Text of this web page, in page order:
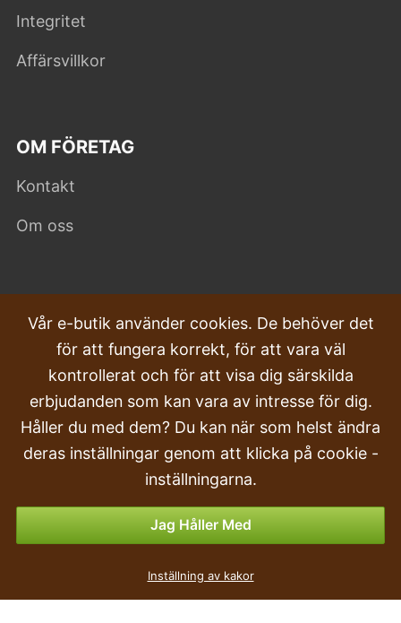
Integritet
Affärsvillkor
OM FÖRETAG
Kontakt
Om oss
VANLIGA FRÅGOR
Klagomål
Transport och leverans
Beställa
Returer & Återbetalningar
Betalningsalternativ
Vår e-butik använder cookies. De behöver det
för att fungera korrekt, för att vara väl
kontrollerat och för att visa dig särskilda
erbjudanden som kan vara av intresse för dig.
Håller du med dem? Du kan när som helst ändra
deras inställningar genom att klicka på cookie -
inställningarna.
Jag Håller Med
Inställning av kakor